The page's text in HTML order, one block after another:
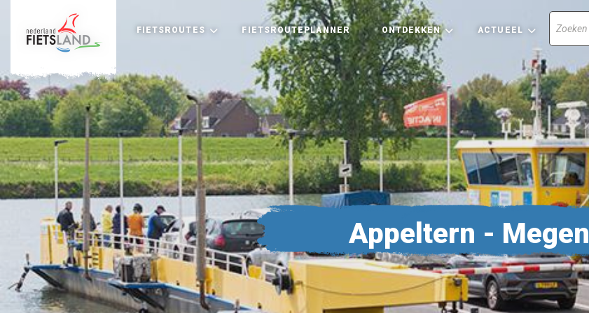
FIETSROUTES FIETSROUTEPLANNER ONTDEKKEN ACTUEEL
Appeltern - Megen
+
−